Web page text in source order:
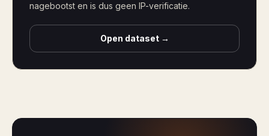
nagebootst en is dus geen IP-verificatie.
Open dataset →